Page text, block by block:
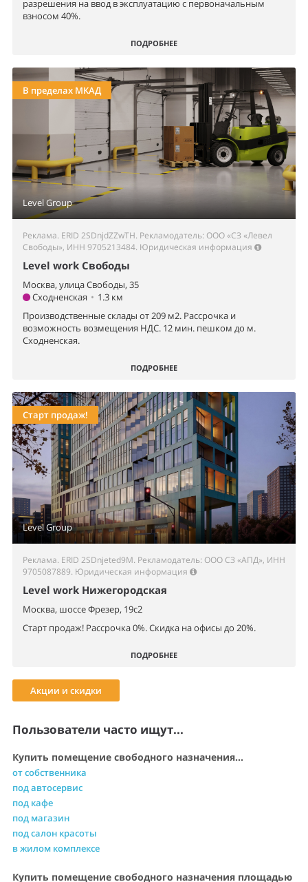
разрешения на ввод в эксплуатацию с первоначальным
взносом 40%.
ПОДРОБНЕЕ
Level Group
В пределах МКАД
Реклама. ERID 2SDnjdZZwTH. Рекламодатель: ООО «СЗ «Левел
Свободы», ИНН 9705213484. Юридическая информация
Level work Свободы
Москва, улица Свободы, 35
Сходненская • 1.3 км
Производственные склады от 209 м2. Рассрочка и
возможность возмещения НДС. 12 мин. пешком до м.
Сходненская.
ПОДРОБНЕЕ
Level Group
Старт продаж!
Реклама. ERID 2SDnjeted9M. Рекламодатель: ООО СЗ «АПД», ИНН
9705087889. Юридическая информация
Level work Нижегородская
Москва, шоссе Фрезер, 19с2
Старт продаж! Рассрочка 0%. Скидка на офисы до 20%.
ПОДРОБНЕЕ
Акции и скидки
Пользователи часто ищут...
Купить помещение свободного назначения...
от собственника
под автосервис
под кафе
под магазин
под салон красоты
в жилом комплексе
Купить помещение свободного назначения площадью